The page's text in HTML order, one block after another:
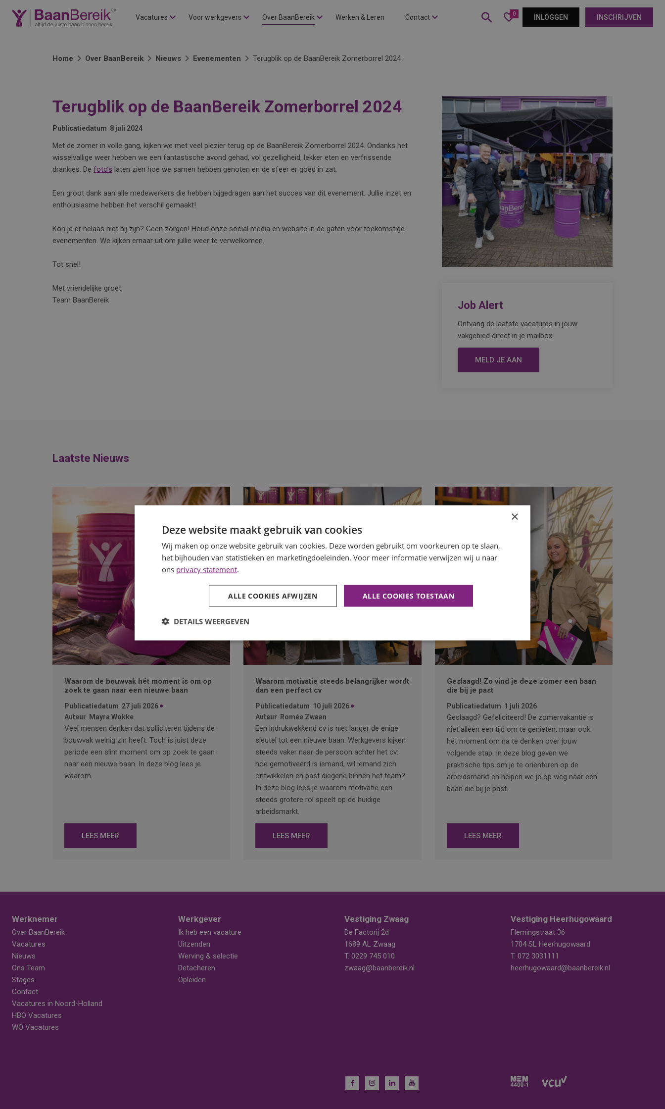
Vacatures Voor werkgevers Over BaanBereik Werken & Leren Contact 0 INLOGGEN INSCHRIJVEN
Home Over BaanBereik Nieuws Evenementen Terugblik op de BaanBereik Zomerborrel 2024
Terugblik op de BaanBereik Zomerborrel 2024
Publicatiedatum 8 juli 2024
Met de zomer in volle gang, kijken we met veel plezier terug op de BaanBereik Zomerborrel 2024. Ondanks het
wisselvallige weer hebben we een fantastische avond gehad, vol gezelligheid, lekker eten en verfrissende
drankjes. De foto’s laten zien hoe we samen hebben genoten en de sfeer er goed in zat.
Een groot dank aan alle medewerkers die hebben bijgedragen aan het succes van dit evenement. Jullie inzet en
enthousiasme hebben het verschil gemaakt!
Kon je er helaas niet bij zijn? Geen zorgen! Houd onze social media en website in de gaten voor toekomstige
evenementen. We kijken ernaar uit om jullie weer te verwelkomen.
Tot snel!
Met vriendelijke groet,
Team BaanBereik
Job Alert
Ontvang de laatste vacatures in jouw
vakgebied direct in je mailbox.
MELD JE AAN
Laatste Nieuws
Waarom de bouwvak hét moment is om op
zoek te gaan naar een nieuwe baan
Publicatiedatum 27 juli 2026
Auteur
Mayra Wokke
Veel mensen denken dat solliciteren tijdens de
bouwvak weinig zin heeft. Toch is juist deze
periode een slim moment om op zoek te gaan
naar een nieuwe baan. In deze blog lees je
waarom.
LEES MEER
Waarom motivatie steeds belangrijker wordt
dan een perfect cv
Publicatiedatum 10 juli 2026
Auteur
Romée Zwaan
Een indrukwekkend cv is niet langer de enige
sleutel tot een nieuwe baan. Werkgevers kijken
steeds vaker naar de persoon achter het cv:
hoe gemotiveerd is iemand, wil iemand zich
ontwikkelen en past diegene binnen het team?
In deze blog lees je waarom motivatie een
steeds grotere rol speelt op de huidige
arbeidsmarkt.
LEES MEER
Geslaagd! Zo vind je deze zomer een baan
die bij je past
Publicatiedatum 1 juli 2026
Geslaagd? Gefeliciteerd! De zomervakantie is
niet alleen een tijd om te genieten, maar ook
hét moment om na te denken over jouw
volgende stap. In deze blog geven we
praktische tips om je te oriënteren op de
arbeidsmarkt en helpen we je op weg naar een
baan die bij je past.
LEES MEER
Werknemer
Over BaanBereik
Vacatures
Nieuws
Ons Team
Stages
Contact
Vacatures in Noord-Holland
HBO Vacatures
WO Vacatures
Werkgever
Ik heb een vacature
Uitzenden
Werving & selectie
Detacheren
Opleiden
Vestiging Zwaag
De Factorij 2d
1689 AL Zwaag
T. 0229 745 010
zwaag@baanbereik.nl
Vestiging Heerhugowaard
Flemingstraat 36
1704 SL Heerhugowaard
T. 072 3031111
heerhugowaard@baanbereik.nl
×
Deze website maakt gebruik van cookies
Wij maken op onze website gebruik van cookies. Deze worden gebruikt om voorkeuren op te slaan,
het bijhouden van statistieken en marketingdoeleinden. Voor meer informatie verwijzen wij u naar
ons privacy statement.
ALLE COOKIES TOESTAAN
ALLE COOKIES AFWIJZEN
DETAILS WEERGEVEN